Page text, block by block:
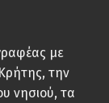
με
την
νησιού, τα